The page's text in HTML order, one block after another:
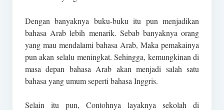
Dengan banyaknya buku-buku itu pun menjadikan
bahasa Arab lebih menarik. Sebab banyaknya orang
yang mau mendalami bahasa Arab, Maka pemakainya
pun akan selalu meningkat. Sehingga, kemungkinan di
masa depan bahasa Arab akan menjadi salah satu
bahasa yang umum seperti bahasa Inggris.
Selain itu pun, Contohnya layaknya sekolah di